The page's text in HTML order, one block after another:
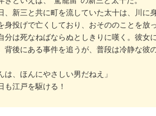
、新三と共に町を流していた太十は、川に
身投げで亡くしており、おそののことを放
分は死なねばならぬとしきりに嘆く。彼女
背後にある事件を追うが、普段は冷静な彼
は、ほんにやさしい男だねえ」
も江戸を駆ける！